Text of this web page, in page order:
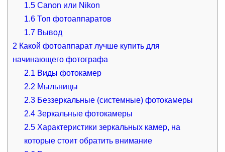
1.5 Canon или Nikon
1.6 Топ фотоаппаратов
1.7 Вывод
2 Какой фотоаппарат лучше купить для
начинающего фотографа
2.1 Виды фотокамер
2.2 Мыльницы
2.3 Беззеркальные (системные) фотокамеры
2.4 Зеркальные фотокамеры
2.5 Характеристики зеркальных камер, на
которые стоит обратить внимание